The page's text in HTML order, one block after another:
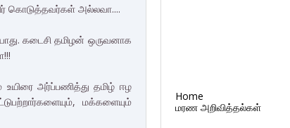
கொடுத்தவர்கள் அல்லவா....
கடைசி தமிழன் ஒருவனாக
அர்ப்பணித்து தமிழ் ஈழ
மக்களையும்
Home
மரண அறிவித்தல்கள்